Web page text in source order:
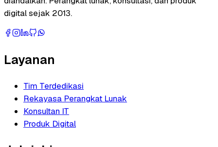
digital sejak 2013.
Layanan
Tim Terdedikasi
Rekayasa Perangkat Lunak
Konsultan IT
Produk Digital